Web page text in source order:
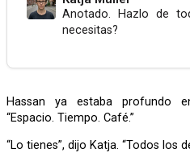
Anotado. Hazlo de
necesitas?
Hassan ya estaba profundo en archivos de configuración.
“Espacio. Tiempo. Café.”
“Lo tienes”, dijo Katja. “Todos los